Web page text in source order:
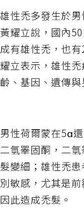
性禿多發生於
耀立說，國內
有雄性禿，也
立表示，雄性禿
、基因、遺傳
性荷爾蒙在5α
氫睪固酮，二
變細；雄性禿
敏感，尤其是
此造成禿髮。